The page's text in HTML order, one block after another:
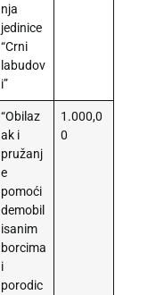
nja
jedinice
“Crni
labudov
i”
“Obilaz
ak i
pružanj
e
pomoći
demobil
isanim
borcima
i
porodic
1.000,0
0